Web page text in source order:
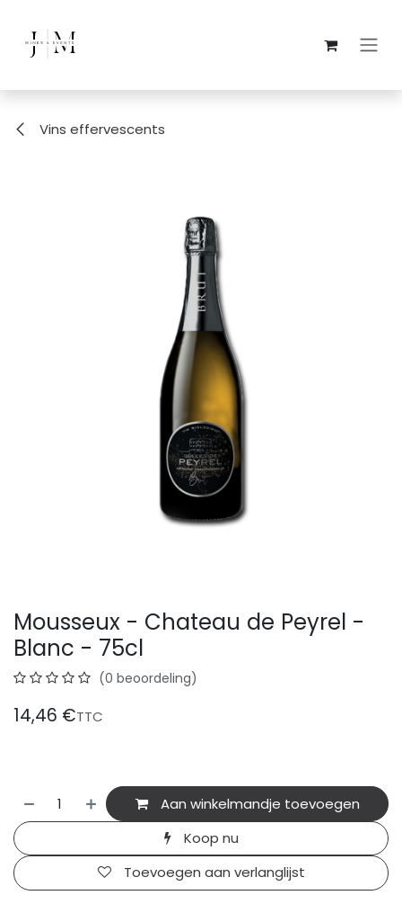
Vins effervescents
Mousseux - Chateau de Peyrel -
Blanc - 75cl
(0 beoordeling)
14,46 €TTC
Aan winkelmandje toevoegen
Koop nu
Toevoegen aan verlanglijst